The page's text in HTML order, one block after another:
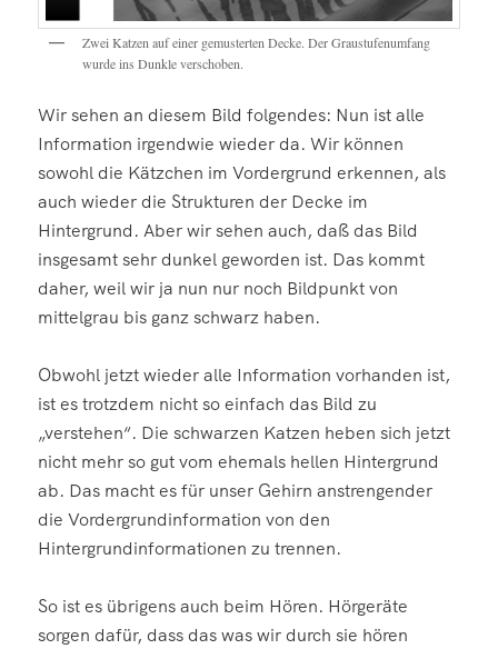
Zwei Katzen auf einer gemusterten Decke. Der Graustufenumfang
wurde ins Dunkle verschoben.
Wir sehen an diesem Bild folgendes: Nun ist alle
Information irgendwie wieder da. Wir können
sowohl die Kätzchen im Vordergrund erkennen, als
auch wieder die Strukturen der Decke im
Hintergrund. Aber wir sehen auch, daß das Bild
insgesamt sehr dunkel geworden ist. Das kommt
daher, weil wir ja nun nur noch Bildpunkt von
mittelgrau bis ganz schwarz haben.
Obwohl jetzt wieder alle Information vorhanden ist,
ist es trotzdem nicht so einfach das Bild zu
„verstehen“. Die schwarzen Katzen heben sich jetzt
nicht mehr so gut vom ehemals hellen Hintergrund
ab. Das macht es für unser Gehirn anstrengender
die Vordergrundinformation von den
Hintergrundinformationen zu trennen.
So ist es übrigens auch beim Hören. Hörgeräte
sorgen dafür, dass das was wir durch sie hören